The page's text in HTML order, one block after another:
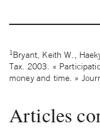
1Bryant, Keith W.,
Tax. 2003. «
money and time. »
Articles